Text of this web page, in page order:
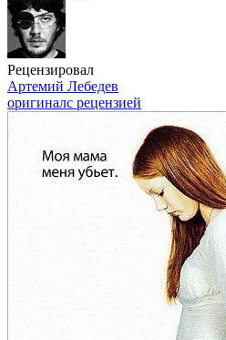
Рецензировал
Артемий Лебедев
оригиналс рецензией